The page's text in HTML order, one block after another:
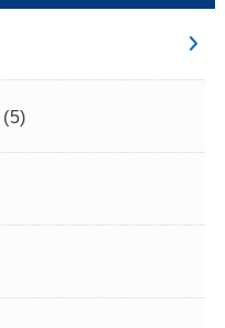
(5)